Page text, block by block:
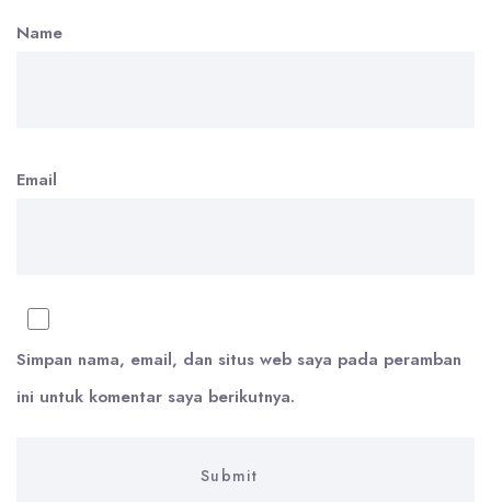
Name
Email
Simpan nama, email, dan situs web saya pada peramban
ini untuk komentar saya berikutnya.